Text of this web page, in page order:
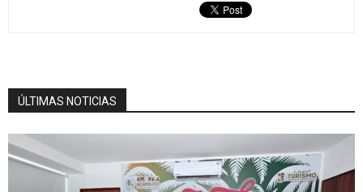
ÚLTIMAS NOTICIAS